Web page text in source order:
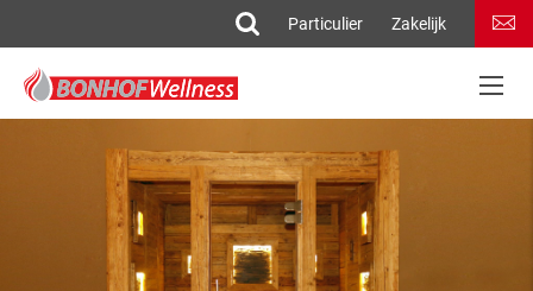
Particulier Zakelijk